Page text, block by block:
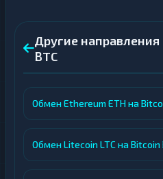
Другие
BTC
Обмен Ethereum ETH на
Обмен Litecoin LTC на Bitcoin